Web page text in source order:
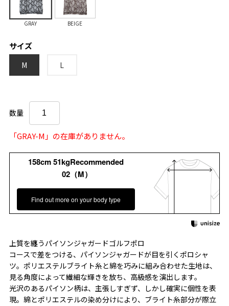
GRAY BEIGE
サイズ
M L
数量
「GRAY-M」の在庫がありません。
158cm 51kgRecommended
02（M）
Find out more on your body type
上質を纏うパイソンジャガードゴルフポロ
コースで差をつける、パイソンジャガードが目を引くポロシャ
ツ。ポリエステルブライト糸と綿を巧みに組み合わせた生地は、
見る角度によって繊細な輝きを放ち、高級感を演出します。
光沢のあるパイソン柄は、主張しすぎず、しかし確実に個性を表
現。綿とポリエステルの染め分けにより、ブライト糸部分が際立